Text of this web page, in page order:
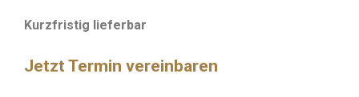
Kurzfristig lieferbar
Jetzt Termin vereinbaren